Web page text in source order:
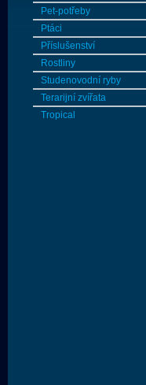
Pet-potřeby
Ptáci
Příslušenství
Rostliny
Studenovodní ryby
Terarijní zvířata
Tropical